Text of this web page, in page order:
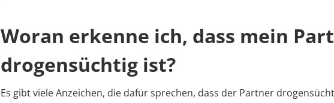
Woran erkenne ich, dass mein
drogensüchtig ist?
Es gibt viele Anzeichen, die dafür sprechen, dass der Partner